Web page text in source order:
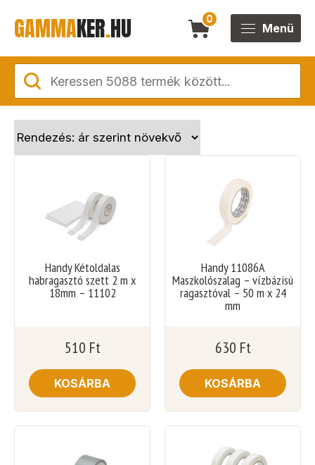
GAMMAKER.HU 0
Menü
Handy Kétoldalas
habragasztó szett 2 m x
18mm – 11102
510 Ft
KOSÁRBA
Handy 11086A
Maszkolószalag – vízbázisú
ragasztóval – 50 m x 24
mm
630 Ft
KOSÁRBA